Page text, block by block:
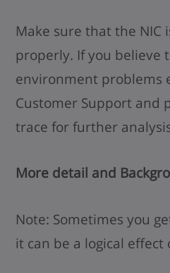
Make sure that the NIC
properly. If you believe
environment problems
Customer Support and
trace for further
More detail and
Note: Sometimes you
it can be a logical effect